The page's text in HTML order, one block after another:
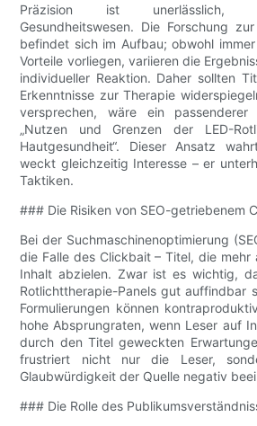
Präzision ist unerlässlich,
Gesundheitswesen. Die Forschung
befindet sich im Aufbau; obwohl
Vorteile vorliegen, variieren die
individueller Reaktion. Daher sollten
Erkenntnisse zur Therapie
versprechen, wäre ein passenderer
„Nutzen und Grenzen der LED-
Hautgesundheit“. Dieser Ansatz
weckt gleichzeitig Interesse – er
Taktiken.
### Die Risiken von SEO-getriebenem
Bei der Suchmaschinenoptimierung
die Falle des Clickbait – Titel, die mehr
Inhalt abzielen. Zwar ist es wichtig,
Rotlichttherapie-Panels gut auffindbar
Formulierungen können
hohe Absprungraten, wenn Leser auf
durch den Titel geweckten
frustriert nicht nur die Leser,
Glaubwürdigkeit der Quelle negativ
### Die Rolle des